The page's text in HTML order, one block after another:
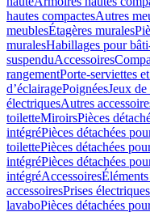
hautes compactesAutres
meublesÉtagères murales
muralesHabillages pour
suspenduAccessoires
rangementPorte-serviettes
d’éclairagePoignéesJeux de
électriquesAutres
toiletteMiroirsPièces
intégréPièces détachées
toilettePièces détachées
intégréPièces détachées
intégréAccessoires
accessoiresPrises électriques
lavaboPièces détachées